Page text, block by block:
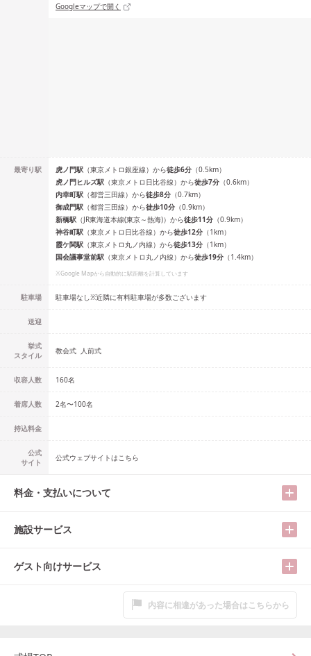
Googleマップで開く
最寄り駅 虎ノ門駅 （東京メトロ銀座線） から徒歩6分 （0.5km）
虎ノ門ヒルズ駅 （東京メトロ日比谷線） から徒歩7分 （0.6km）
内幸町駅 （都営三田線） から徒歩8分 （0.7km）
御成門駅 （都営三田線） から徒歩10分 （0.9km）
新橋駅 （JR東海道本線(東京～熱海)） から徒歩11分 （0.9km）
神谷町駅 （東京メトロ日比谷線） から徒歩12分 （1km）
霞ケ関駅 （東京メトロ丸ノ内線） から徒歩13分 （1km）
国会議事堂前駅 （東京メトロ丸ノ内線） から徒歩19分 （1.4km）
※Google Mapから自動的に駅距離を計算しています
駐車場 駐車場なし※近隣に有料駐車場が多数ございます
送迎
挙式
スタイル
教会式 人前式
収容人数 160名
着席人数 2名〜100名
持込料金
公式
サイト
公式ウェブサイトはこちら
料金・支払いについて
施設サービス
ゲスト向けサービス
内容に相違があった場合はこちらから